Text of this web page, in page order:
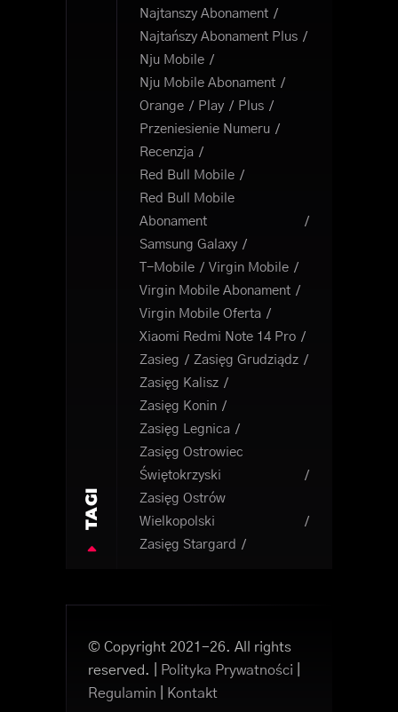
TAGI
Najtanszy Abonament
Najtańszy Abonament Plus
Nju Mobile
Nju Mobile Abonament
Orange
Play
Plus
Przeniesienie Numeru
Recenzja
Red Bull Mobile
Red Bull Mobile
Abonament
Samsung Galaxy
T-Mobile
Virgin Mobile
Virgin Mobile Abonament
Virgin Mobile Oferta
Xiaomi Redmi Note 14 Pro
Zasieg
Zasięg Grudziądz
Zasięg Kalisz
Zasięg Konin
Zasięg Legnica
Zasięg Ostrowiec
Świętokrzyski
Zasięg Ostrów
Wielkopolski
Zasięg Stargard
© Copyright 2021-26. All rights
reserved. |
Polityka Prywatności
Regulamin
Kontakt